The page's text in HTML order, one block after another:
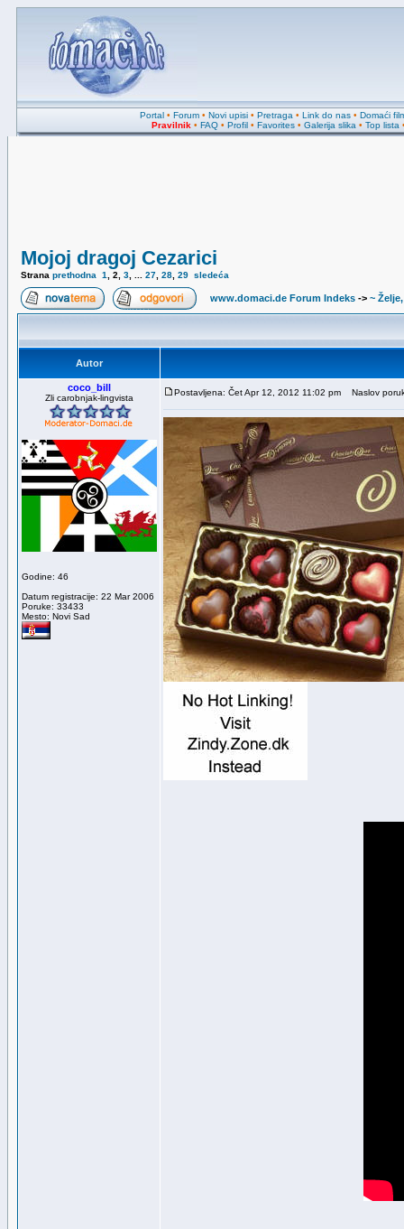
Portal• Forum• Novi upisi• Pretraga • Link do nas• Domaći
Pravilnik • FAQ • Profil • Favorites • Galerija slika • Top lista
Mojoj dragoj Cezarici
Strana prethodna 1 2 3 27 28 29 sledeća
www.domaci.de Forum Indeks -> ~
Autor
coco_bill
Zli carobnjak-lingvista
Godine: 46
Datum registracije: 22 Mar 2006
Poruke: 33433
Mesto: Novi Sad
Postavljena: Čet Apr 12, 2012 11:02 pm Naslov